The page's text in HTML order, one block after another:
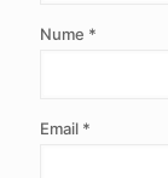
Nume *
Email *